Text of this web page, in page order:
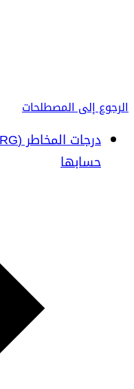
الرجوع إلى المصطلحات
حسابها